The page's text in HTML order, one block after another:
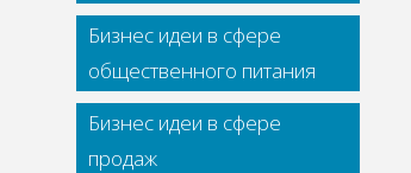
Бизнес идеи в сфере
общественного питания
Бизнес идеи в сфере
продаж